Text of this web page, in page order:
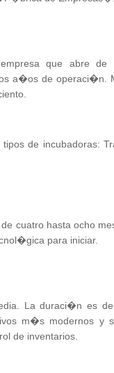
que abre de
a�os de operaci�n.
de incubadoras:
cuatro hasta ocho
para iniciar.
La duraci�n es
m�s modernos y
de inventarios.